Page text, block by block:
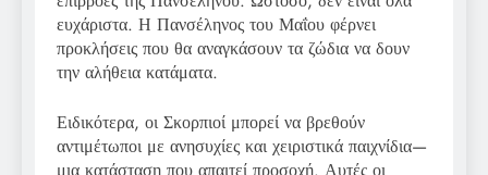
ευχάριστα. Η Πανσέληνος του Μαΐου φέρνει
προκλήσεις που θα αναγκάσουν τα ζώδια να δουν
την αλήθεια κατάματα.
Ειδικότερα, οι Σκορπιοί μπορεί να βρεθούν
αντιμέτωποι με ανησυχίες και χειριστικά παιχνίδια—